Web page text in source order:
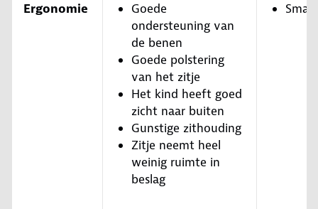
Ergonomie
Goede
ondersteuning van
de benen
Goede polstering
van het zitje
Het kind heeft goed
zicht naar buiten
Gunstige zithouding
Zitje neemt heel
weinig ruimte in
beslag
Smal